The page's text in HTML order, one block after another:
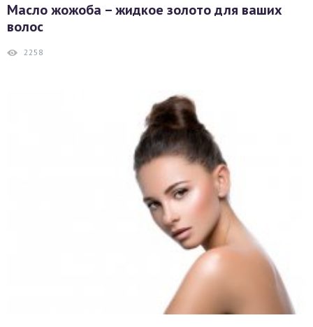
Масло жожоба – жидкое золото для ваших
волос
2258